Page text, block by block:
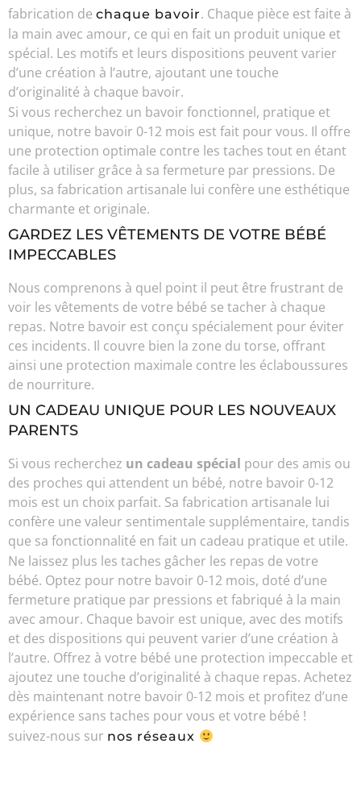
fabrication de chaque bavoir. Chaque pièce est faite à
la main avec amour, ce qui en fait un produit unique et
spécial. Les motifs et leurs dispositions peuvent varier
d’une création à l’autre, ajoutant une touche
d’originalité à chaque bavoir.
Si vous recherchez un bavoir fonctionnel, pratique et
unique, notre bavoir 0-12 mois est fait pour vous. Il offre
une protection optimale contre les taches tout en étant
facile à utiliser grâce à sa fermeture par pressions. De
plus, sa fabrication artisanale lui confère une esthétique
charmante et originale.
GARDEZ LES VÊTEMENTS DE VOTRE BÉBÉ
IMPECCABLES
Nous comprenons à quel point il peut être frustrant de
voir les vêtements de votre bébé se tacher à chaque
repas. Notre bavoir est conçu spécialement pour éviter
ces incidents. Il couvre bien la zone du torse, offrant
ainsi une protection maximale contre les éclaboussures
de nourriture.
UN CADEAU UNIQUE POUR LES NOUVEAUX
PARENTS
Si vous recherchez un cadeau spécial pour des amis ou
des proches qui attendent un bébé, notre bavoir 0-12
mois est un choix parfait. Sa fabrication artisanale lui
confère une valeur sentimentale supplémentaire, tandis
que sa fonctionnalité en fait un cadeau pratique et utile.
Ne laissez plus les taches gâcher les repas de votre
bébé. Optez pour notre bavoir 0-12 mois, doté d’une
fermeture pratique par pressions et fabriqué à la main
avec amour. Chaque bavoir est unique, avec des motifs
et des dispositions qui peuvent varier d’une création à
l’autre. Offrez à votre bébé une protection impeccable et
ajoutez une touche d’originalité à chaque repas. Achetez
dès maintenant notre bavoir 0-12 mois et profitez d’une
expérience sans taches pour vous et votre bébé !
suivez-nous sur nos réseaux